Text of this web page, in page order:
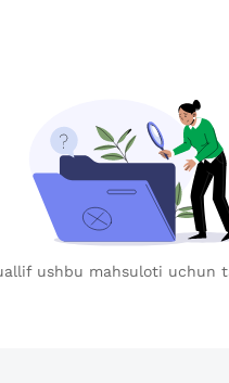
ushbu mahsuloti uchun